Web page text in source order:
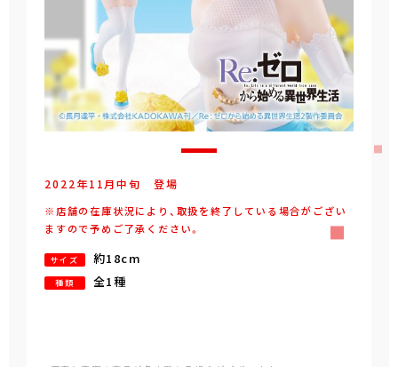
2022年11月中旬 登場
※店舗の在庫状況により、取扱を終了している場合がござい
ますので予めご了承ください。
サイズ 約18cm
種類 全1種